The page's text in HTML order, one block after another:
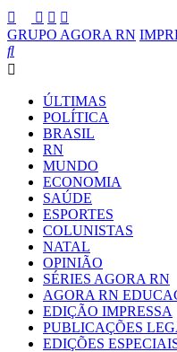
GRUPO AGORA RN
ÚLTIMAS
POLÍTICA
BRASIL
RN
MUNDO
ECONOMIA
SAÚDE
ESPORTES
COLUNISTAS
NATAL
OPINIÃO
SÉRIES AGORA RN
AGORA RN
EDIÇÃO IMPRESSA
PUBLICAÇÕES
EDIÇÕES